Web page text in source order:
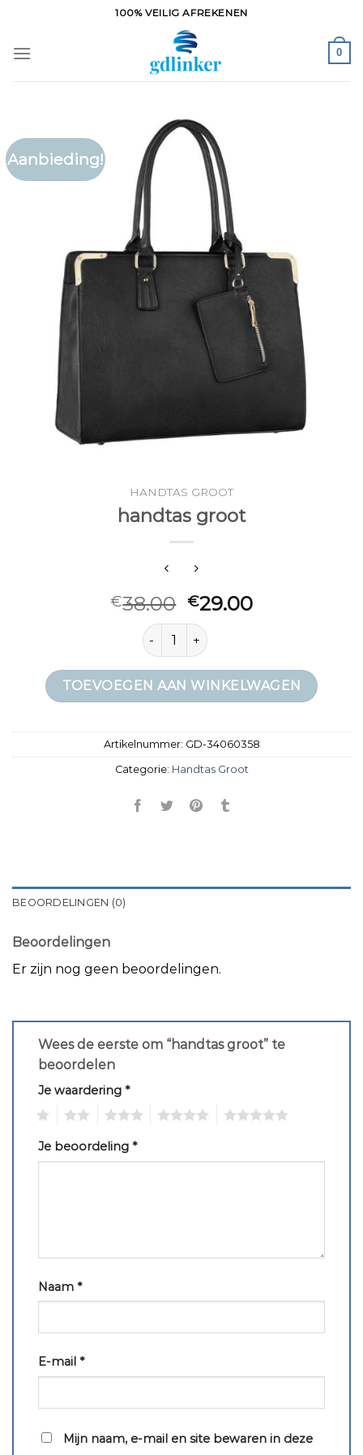
inhoud
100% VEILIG AFREKENEN
0
Aanbieding!
HANDTAS GROOT
handtas groot
€38.00 €29.00
handtas groot aantal
TOEVOEGEN AAN WINKELWAGEN
Artikelnummer: GD-34060358
Categorie: Handtas Groot
BEOORDELINGEN (0)
Beoordelingen
Er zijn nog geen beoordelingen.
Wees de eerste om “handtas groot” te
beoordelen
Je waardering *
Je beoordeling *
Naam *
E-mail *
Mijn naam, e-mail en site bewaren in deze